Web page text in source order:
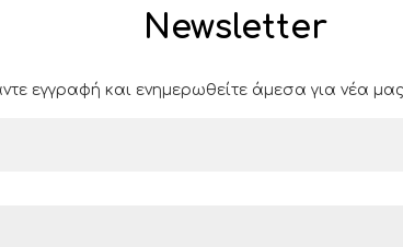
Newsletter
εγγραφή και ενημερωθείτε άμεσα για νέα